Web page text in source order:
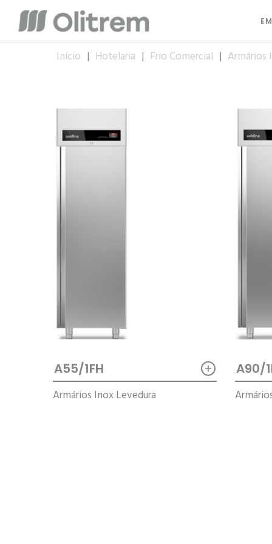
Início | Hotelaria | Frio Comercial | Armários
A55/1FH +
Armários Inox Levedura
A90/